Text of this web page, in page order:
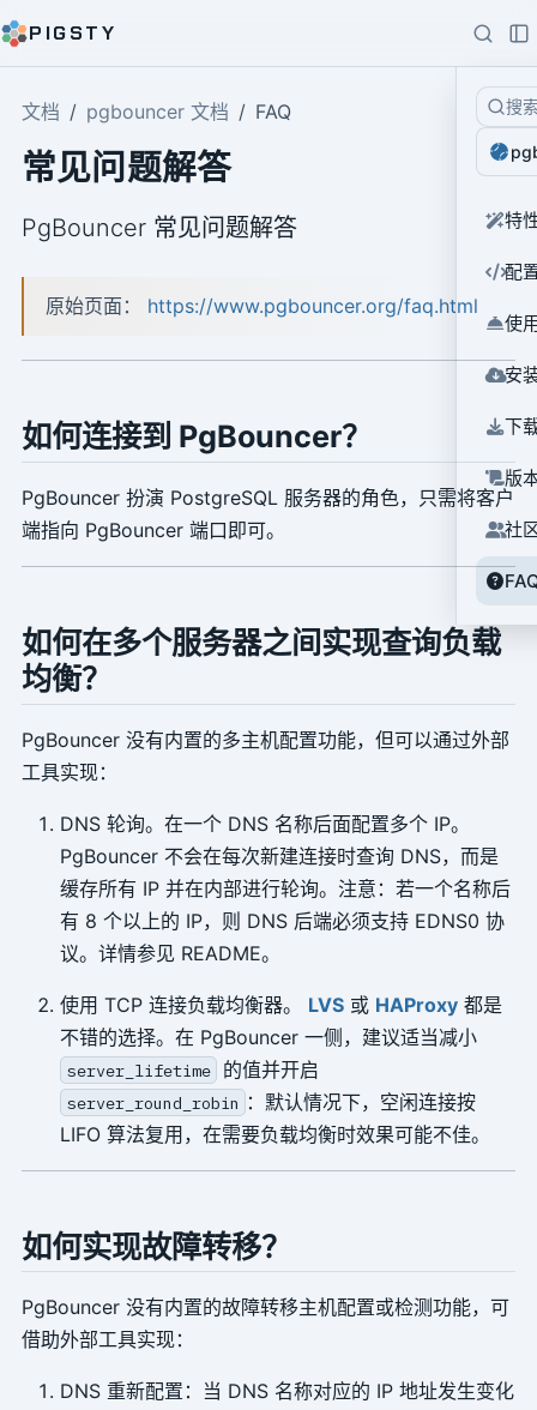
PIGSTY
搜
特
配
使
安
下
版
社
文档 pgbouncer 文档 FAQ
常见问题解答
PgBouncer 常见问题解答
原始页面： https://www.pgbouncer.org/faq.html
如何连接到 PgBouncer？
PgBouncer 扮演 PostgreSQL 服务器的角色，只需将客户
端指向 PgBouncer 端口即可。
如何在多个服务器之间实现查询负载
均衡？
PgBouncer 没有内置的多主机配置功能，但可以通过外部
工具实现：
DNS 轮询。在一个 DNS 名称后面配置多个 IP。
PgBouncer 不会在每次新建连接时查询 DNS，而是
缓存所有 IP 并在内部进行轮询。注意：若一个名称后
有 8 个以上的 IP，则 DNS 后端必须支持 EDNS0 协
议。详情参见 README。
使用 TCP 连接负载均衡器。 LVS或 HAProxy都是
不错的选择。在 PgBouncer 一侧，建议适当减小
server_lifetime 的值并开启
server_round_robin ：默认情况下，空闲连接按
LIFO 算法复用，在需要负载均衡时效果可能不佳。
如何实现故障转移？
PgBouncer 没有内置的故障转移主机配置或检测功能，可
借助外部工具实现：
DNS 重新配置：当 DNS 名称对应的 IP 地址发生变化